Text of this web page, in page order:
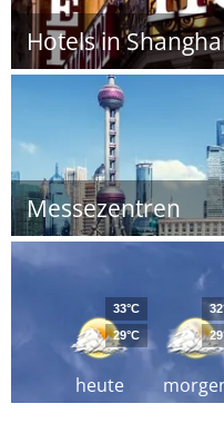
Hotels in
Messezentren
heute
33°C
29°C